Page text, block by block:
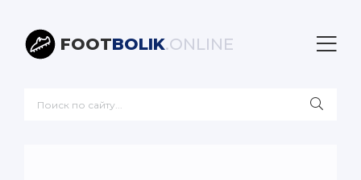
FOOTBOLIK.ONLINE